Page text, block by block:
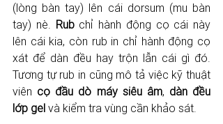
(lòng bàn tay) lên cái dorsum (mu bàn
tay) nè. Rub chỉ hành động cọ cái này
lên cái kia, còn rub in chỉ hành động cọ
xát để dàn đều hay trộn lẫn cái gì đó.
Tương tự rub in cũng mô tả việc kỹ thuật
viên cọ đầu dò máy siêu âm, dàn đều
lớp gel và kiểm tra vùng cần khảo sát.